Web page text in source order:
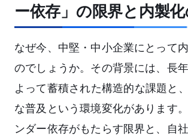
ー依存」の限界と内製
なぜ今、中堅・中小企業にとって
のでしょうか。その背景には、長
よって蓄積された構造的な課題と
な普及という環境変化があります
ンダー依存がもたらす限界と、自